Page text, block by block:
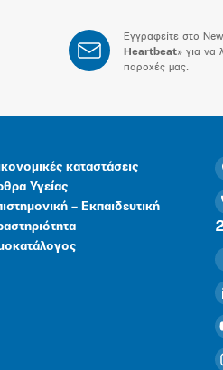
Εγγραφείτε στο
Heartbeat» για να
παροχές μας.
καταστάσεις
Υγείας
– Εκπαιδευτική